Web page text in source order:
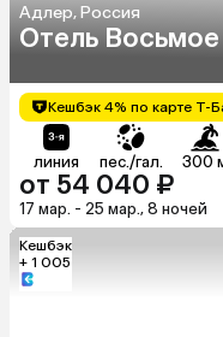
Адлер, Россия
Отель
Кешбэк 4% по карте Т-
линия пес./гал. 300
от 54 040 ₽
17 мар. - 25 мар., 8 ночей
Кешбэк
+ 1 005